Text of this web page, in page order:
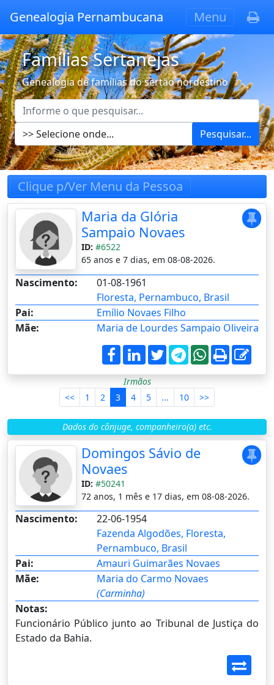
Genealogia Pernambucana Menu
Famílias Sertanejas
Genealogia de famílias do sertão nordestino
Pesquisar...
Clique p/Ver Menu da Pessoa
Maria da Glória
Sampaio Novaes
ID: #6522
65 anos e 7 dias, em 08-08-2026.
Nascimento:
01-08-1961
Floresta, Pernambuco, Brasil
Pai:
Emílio Novaes Filho
Mãe:
Maria de Lourdes Sampaio Oliveira
Irmãos
<<
1 2 3 4 5 ... 10 >>
Dados do cônjuge, companheiro(a) etc.
Domingos Sávio de
Novaes
ID: #50241
72 anos, 1 mês e 17 dias, em 08-08-2026.
Nascimento:
22-06-1954
Fazenda Algodões, Floresta,
Pernambuco, Brasil
Pai:
Amauri Guimarães Novaes
Mãe:
Maria do Carmo Novaes
(Carminha)
Notas:
Funcionário Público junto ao Tribunal de Justiça do
Estado da Bahia.